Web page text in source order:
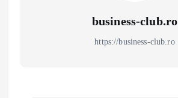
business-club.ro
https://business-club.ro